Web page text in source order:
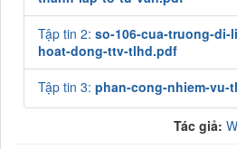
Tập tin 2: so-106-cua-truong-di-
hoat-dong-ttv-tlhd.pdf
Tập tin 3: phan-cong-nhiem-vu-
Tác giả: